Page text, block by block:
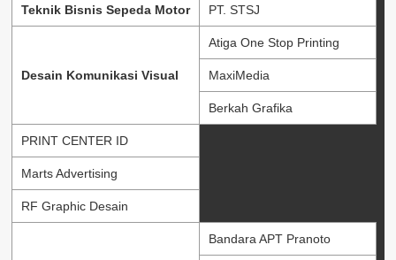
Teknik Bisnis Sepeda Motor PT. STSJ
Desain Komunikasi Visual
Atiga One Stop Printing
MaxiMedia
Berkah Grafika
PRINT CENTER ID
Marts Advertising
RF Graphic Desain
Bandara APT Pranoto